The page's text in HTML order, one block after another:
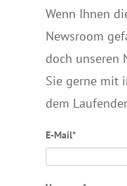
Wenn Ihnen
Newsroom
doch unseren
Sie gerne mit
dem
E-Mail*